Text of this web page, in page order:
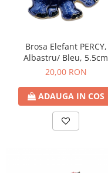
Brosa Elefant PERCY,
Albastru/ Bleu, 5.5cm
20,00 RON
ADAUGA IN COS